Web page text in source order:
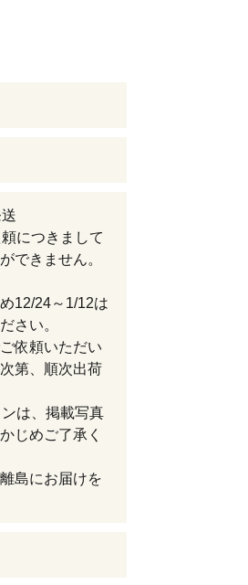
につきまして
できません。
12/24～1/12は
さい。
依頼いただい
第、順次出荷
は、掲載写真
じめご了承く
島にお届けを